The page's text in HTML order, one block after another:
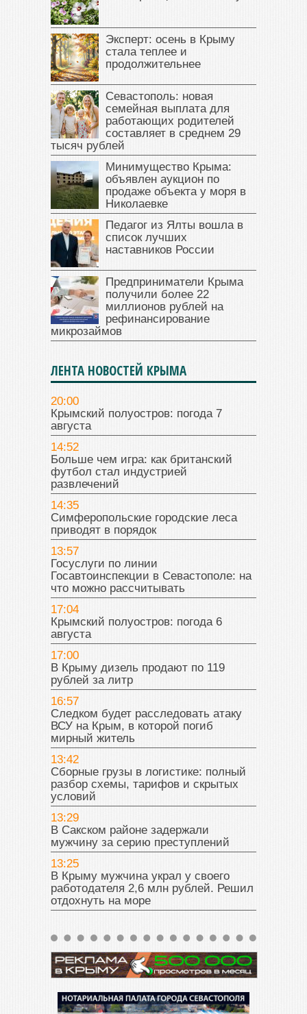
Эксперт: осень в Крыму
стала теплее и
продолжительнее
Севастополь: новая
семейная выплата для
работающих родителей
составляет в среднем 29
тысяч рублей
Минимущество Крыма:
объявлен аукцион по
продаже объекта у моря в
Николаевке
Педагог из Ялты вошла в
список лучших
наставников России
Предприниматели Крыма
получили более 22
миллионов рублей на
рефинансирование
микрозаймов
ЛЕНТА НОВОСТЕЙ КРЫМА
20:00
Крымский полуостров: погода 7
августа
14:52
Больше чем игра: как британский
футбол стал индустрией
развлечений
14:35
Симферопольские городские леса
приводят в порядок
13:57
Госуслуги по линии
Госавтоинспекции в Севастополе: на
что можно рассчитывать
17:04
Крымский полуостров: погода 6
августа
17:00
В Крыму дизель продают по 119
рублей за литр
16:57
Следком будет расследовать атаку
ВСУ на Крым, в которой погиб
мирный житель
13:42
Сборные грузы в логистике: полный
разбор схемы, тарифов и скрытых
условий
13:29
В Сакском районе задержали
мужчину за серию преступлений
13:25
В Крыму мужчина украл у своего
работодателя 2,6 млн рублей. Решил
отдохнуть на море